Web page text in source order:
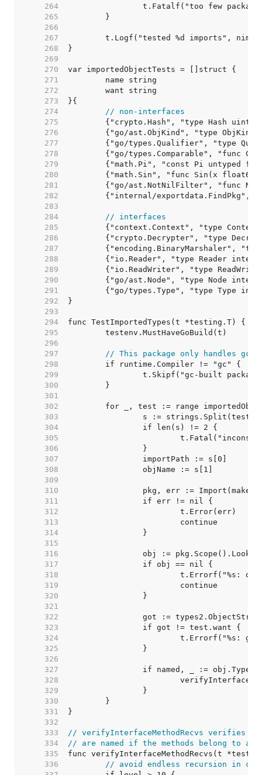
   264
   265
   266
   267
   268
   269
   270
   271
   272
   273
   274
// non-interfaces
   275
   276
   277
   278
   279
   280
   281
   282
   283
   284
// interfaces
   285
   286
   287
   288
   289
   290
   291
   292
   293
   294
   295
   296
   297
// This package only handles gc
   298
   299
   300
   301
   302
   303
   304
   305
   306
   307
   308
   309
   310
   311
   312
   313
   314
   315
   316
   317
   318
   319
   320
   321
   322
   323
   324
   325
   326
   327
   328
   329
   330
   331
   332
   333
// verifyInterfaceMethodRecvs verifies
   334
// are named if the methods belong to a
   335
   336
// avoid endless recursion in